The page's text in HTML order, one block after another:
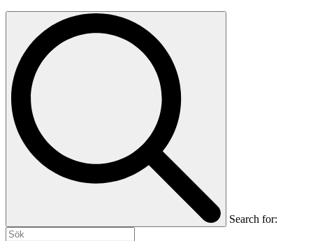
Search for: